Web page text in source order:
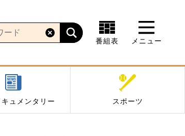
番組表 メニュー
ュメンタリー スポーツ